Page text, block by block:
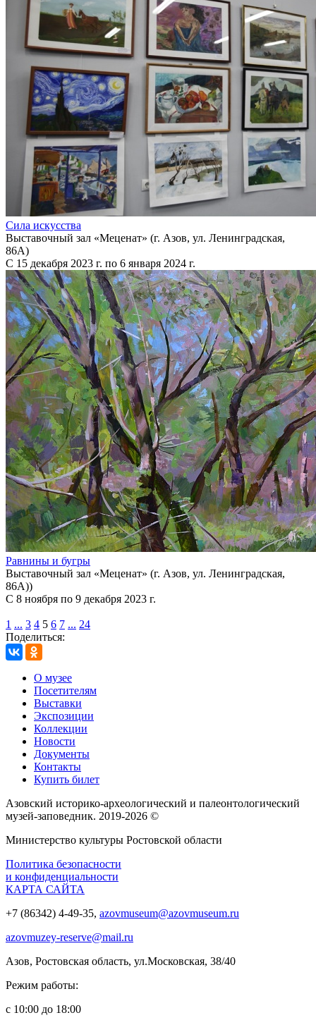
Сила искусства
Выставочный зал «Меценат» (г. Азов, ул. Ленинградская,
86А)
С 15 декабря 2023 г. по 6 января 2024 г.
Равнины и бугры
Выставочный зал «Меценат» (г. Азов, ул. Ленинградская,
86А))
С 8 ноября по 9 декабря 2023 г.
1 ... 3 4 5 6 7 ... 24
Поделиться:
О музее
Посетителям
Выставки
Экспозиции
Коллекции
Новости
Документы
Контакты
Купить билет
Азовский историко‑археологический и палеонтологический
музей‑заповедник. 2019-2026 ©
Министерство культуры Ростовской области
Политика безопасности
и конфиденциальности
КАРТА САЙТА
+7 (86342) 4-49-35, azovmuseum@azovmuseum.ru
azovmuzey-reserve@mail.ru
Азов, Ростовская область, ул.Московская, 38/40
Режим работы:
с 10:00 до 18:00